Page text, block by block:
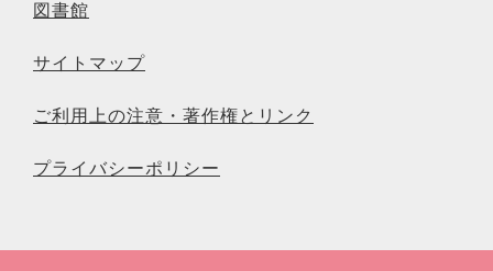
図書館
サイトマップ
ご利用上の注意・著作権とリンク
プライバシーポリシー